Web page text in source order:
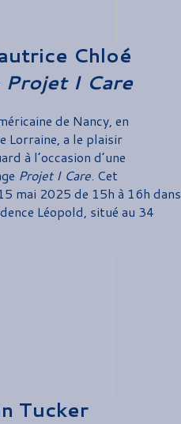
Chloé
Projet I Care
de Nancy, en
Lorraine, a le plaisir
à l’occasion d’une
Projet I Care. Cet
mai 2025 de 15h à 16h dans
Léopold, situé au 34
Tucker